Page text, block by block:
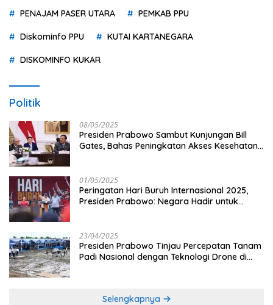
PENAJAM PASER UTARA PEMKAB PPU
Diskominfo PPU KUTAI KARTANEGARA
DISKOMINFO KUKAR
Politik
08/05/2025
Presiden Prabowo Sambut Kunjungan Bill
Gates, Bahas Peningkatan Akses Kesehatan
01/05/2025
Peringatan Hari Buruh Internasional 2025,
Presiden Prabowo: Negara Hadir untuk
23/04/2025
Presiden Prabowo Tinjau Percepatan Tanam
Padi Nasional dengan Teknologi Drone di
Selengkapnya